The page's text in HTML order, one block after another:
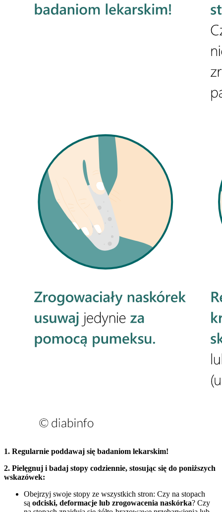
1. Regularnie poddawaj się badaniom lekarskim!
2. Pielęgnuj i badaj stopy codziennie, stosując się do poniższych
wskazówek:
Obejrzyj swoje stopy ze wszystkich stron: Czy na stopach
są odciski, deformacje lub zrogowacenia naskórka? Czy